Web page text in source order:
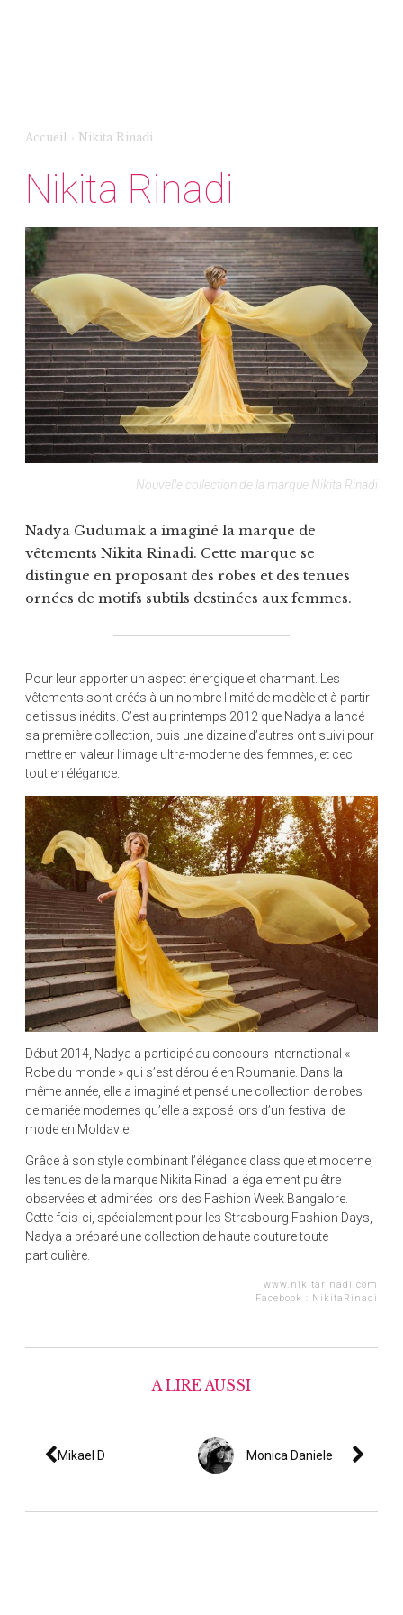
Accueil › Nikita Rinadi
Nikita Rinadi
Nouvelle collection de la marque Nikita Rinadi
Nadya Gudumak a imaginé la marque de
vêtements Nikita Rinadi. Cette marque se
distingue en proposant des robes et des tenues
ornées de motifs subtils destinées aux femmes.
Pour leur apporter un aspect énergique et charmant. Les
vêtements sont créés à un nombre limité de modèle et à partir
de tissus inédits. C’est au printemps 2012 que Nadya a lancé
sa première collection, puis une dizaine d’autres ont suivi pour
mettre en valeur l’image ultra-moderne des femmes, et ceci
tout en élégance.
Début 2014, Nadya a participé au concours international «
Robe du monde » qui s’est déroulé en Roumanie. Dans la
même année, elle a imaginé et pensé une collection de robes
de mariée modernes qu’elle a exposé lors d’un festival de
mode en Moldavie.
Grâce à son style combinant l’élégance classique et moderne,
les tenues de la marque Nikita Rinadi a également pu être
observées et admirées lors des Fashion Week Bangalore.
Cette fois-ci, spécialement pour les Strasbourg Fashion Days,
Nadya a préparé une collection de haute couture toute
particulière.
www.nikitarinadi.com
Facebook : NikitaRinadi
A LIRE AUSSI
Mikael D Monica Daniele